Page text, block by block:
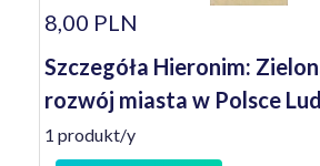
8,00 PLN
Szczegóła Hieronim:
rozwój miasta w Polsce
1 produkt/y